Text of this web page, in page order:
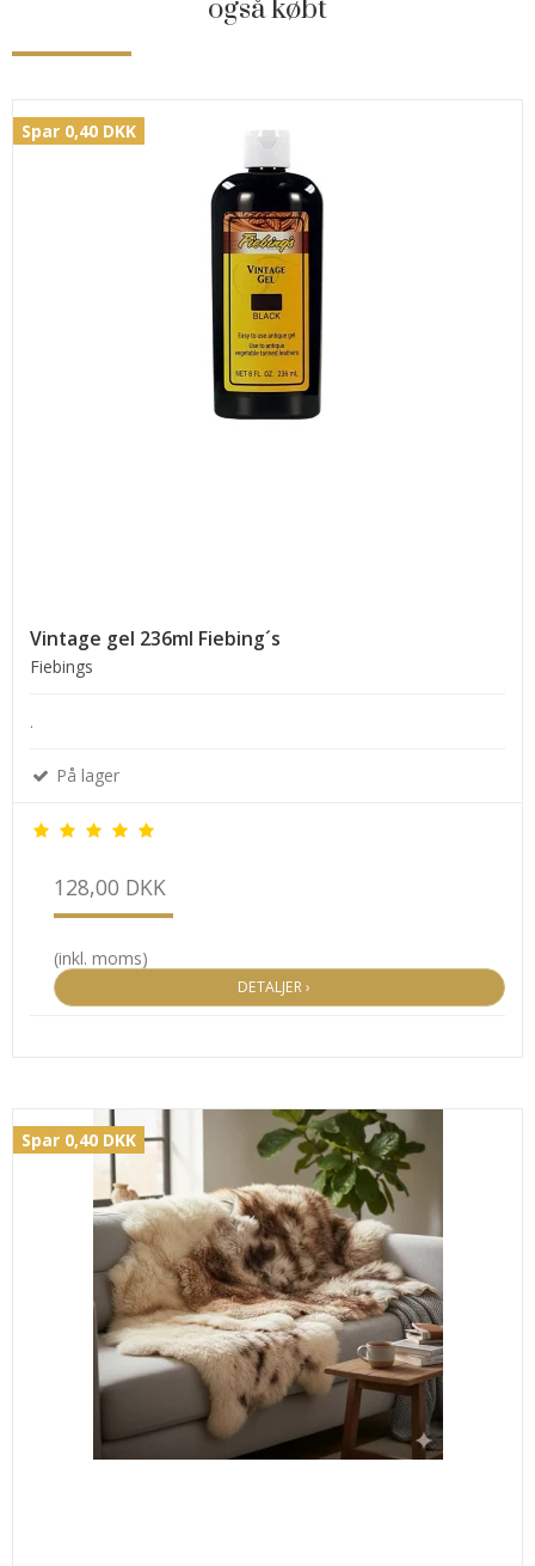
også købt
Spar 0,40 DKK
Vintage gel 236ml Fiebing´s
Fiebings
.
På lager
128,00 DKK
(inkl. moms)
DETALJER ›
Spar 0,40 DKK